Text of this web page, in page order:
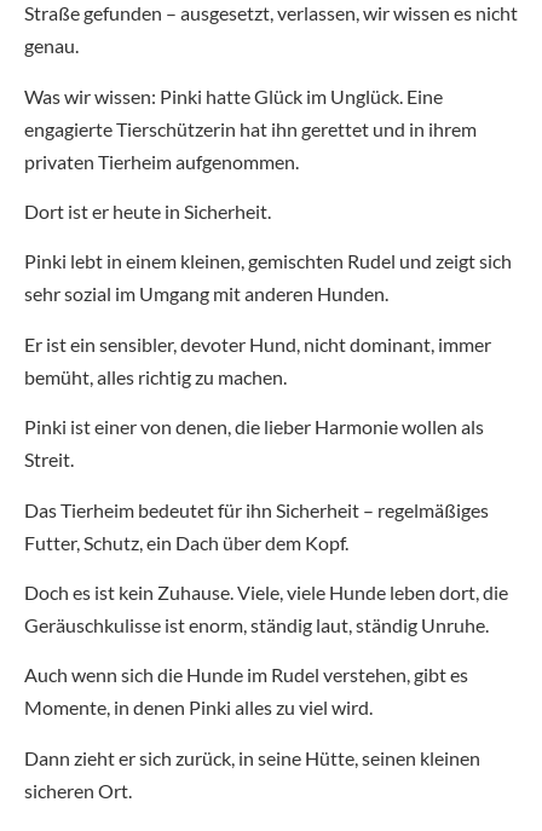
Straße gefunden – ausgesetzt, verlassen, wir wissen es nicht
genau.
Was wir wissen: Pinki hatte Glück im Unglück. Eine
engagierte Tierschützerin hat ihn gerettet und in ihrem
privaten Tierheim aufgenommen.
Dort ist er heute in Sicherheit.
Pinki lebt in einem kleinen, gemischten Rudel und zeigt sich
sehr sozial im Umgang mit anderen Hunden.
Er ist ein sensibler, devoter Hund, nicht dominant, immer
bemüht, alles richtig zu machen.
Pinki ist einer von denen, die lieber Harmonie wollen als
Streit.
Das Tierheim bedeutet für ihn Sicherheit – regelmäßiges
Futter, Schutz, ein Dach über dem Kopf.
Doch es ist kein Zuhause. Viele, viele Hunde leben dort, die
Geräuschkulisse ist enorm, ständig laut, ständig Unruhe.
Auch wenn sich die Hunde im Rudel verstehen, gibt es
Momente, in denen Pinki alles zu viel wird.
Dann zieht er sich zurück, in seine Hütte, seinen kleinen
sicheren Ort.